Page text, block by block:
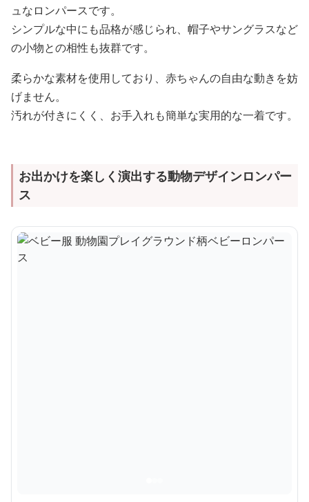
ュなロンパースです。
シンプルな中にも品格が感じられ、帽子やサングラスなど
の小物との相性も抜群です。
柔らかな素材を使用しており、赤ちゃんの自由な動きを妨
げません。
汚れが付きにくく、お手入れも簡単な実用的な一着です。
お出かけを楽しく演出する動物デザインロンパー
ス